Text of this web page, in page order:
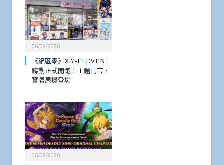
06/08/2026
《絕區零》X 7-ELEVEN
聯動正式開跑！主題門市、
實體周邊登場
06/08/2026